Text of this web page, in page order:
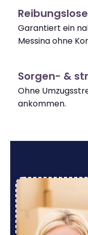
Garantiert ein
Messina ohne
Sorgen- &
Ohne
ankommen.